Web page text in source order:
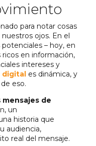
para notar cosas
ojos. En el
– hoy, en
en información,
intereses y
digital es dinámica, y
eso.
mensajes de
un
historia que
audiencia,
real del mensaje.